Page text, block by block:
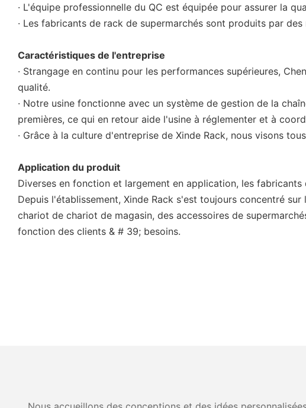
· L'équipe professionnelle du QC est équipée pour assurer la
· Les fabricants de rack de supermarchés sont produits par
Caractéristiques de l'entreprise
· Strangage en continu pour les performances supérieures,
qualité.
· Notre usine fonctionne avec un système de gestion de la
premières, ce qui en retour aide l'usine à réglementer et à
· Grâce à la culture d'entreprise de Xinde Rack, nous visons
Application du produit
Diverses en fonction et largement en application, les
Depuis l'établissement, Xinde Rack s'est toujours concentré
chariot de chariot de magasin, des accessoires de
fonction des clients & # 39; besoins.